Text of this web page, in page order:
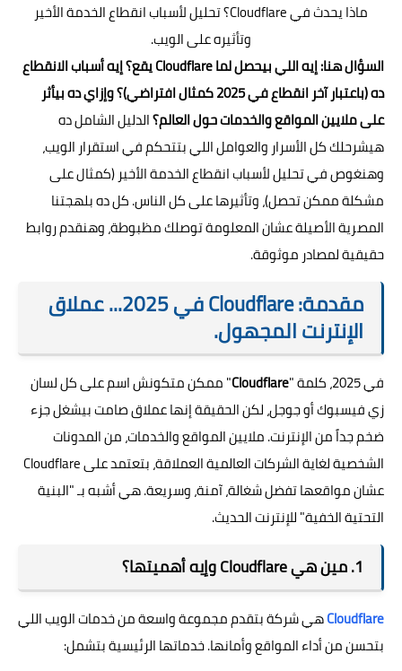
ماذا يحدث في Cloudflare؟ تحليل لأسباب انقطاع الخدمة الأخير
وتأثيره على الويب.
السؤال هنا: إيه اللي بيحصل لما Cloudflare يقع؟ إيه أسباب الانقطاع
ده (باعتبار آخر انقطاع في 2025 كمثال افتراضي)؟ وإزاي ده بيأثر
على ملايين المواقع والخدمات حول العالم؟الدليل الشامل ده
هيشرحلك كل الأسرار والعوامل اللي بتتحكم في استقرار الويب،
وهنغوص في تحليل لأسباب انقطاع الخدمة الأخير (كمثال على
مشكلة ممكن تحصل)، وتأثيرها على كل الناس. كل ده بلهجتنا
المصرية الأصيلة عشان المعلومة توصلك مظبوطة، وهنقدم روابط
حقيقية لمصادر موثوقة.
مقدمة: Cloudflare في 2025... عملاق
الإنترنت المجهول.
في 2025، كلمة " Cloudflare" ممكن متكونش اسم على كل لسان
زي فيسبوك أو جوجل، لكن الحقيقة إنها عملاق صامت بيشغل جزء
ضخم جداً من الإنترنت. ملايين المواقع والخدمات، من المدونات
الشخصية لغاية الشركات العالمية العملاقة، بتعتمد على Cloudflare
عشان مواقعها تفضل شغالة، آمنة، وسريعة. هي أشبه بـ "البنية
التحتية الخفية" للإنترنت الحديث.
1. مين هي Cloudflare وإيه أهميتها؟
Cloudflareهي شركة بتقدم مجموعة واسعة من خدمات الويب اللي
بتحسن من أداء المواقع وأمانها. خدماتها الرئيسية بتشمل: